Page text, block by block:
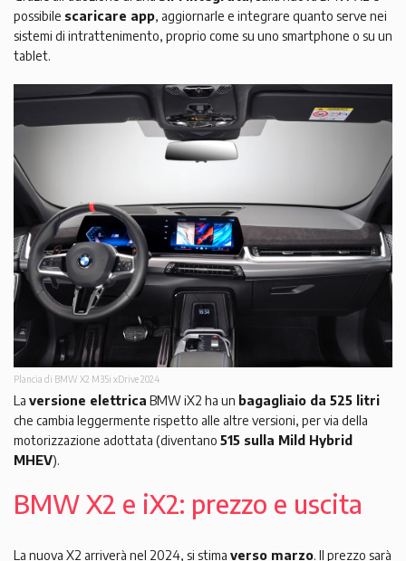
possibile scaricare app, aggiornarle e integrare quanto serve nei
sistemi di intrattenimento, proprio come su uno smartphone o su un
tablet.
Plancia di BMW X2 M35i xDrive 2024
La versione elettrica BMW iX2 ha un bagagliaio da 525 litri
che cambia leggermente rispetto alle altre versioni, per via della
motorizzazione adottata (diventano 515 sulla Mild Hybrid
MHEV).
BMW X2 e iX2: prezzo e uscita
La nuova X2 arriverà nel 2024, si stima verso marzo. Il prezzo sarà